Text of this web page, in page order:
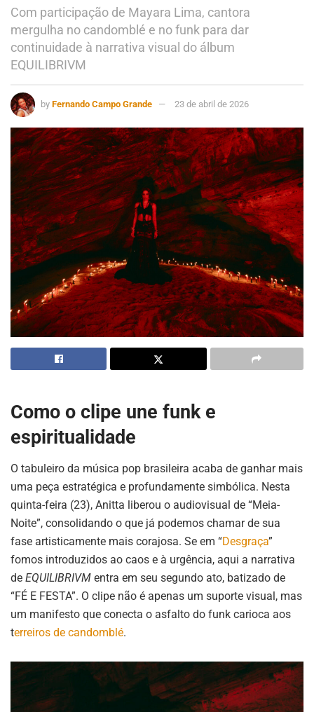
Com participação de Mayara Lima, cantora
mergulha no candomblé e no funk para dar
continuidade à narrativa visual do álbum
EQUILIBRIVM
by Fernando Campo Grande 23 de abril de 2026
Como o clipe une funk e
espiritualidade
O tabuleiro da música pop brasileira acaba de ganhar mais
uma peça estratégica e profundamente simbólica. Nesta
quinta-feira (23), Anitta liberou o audiovisual de “Meia-
Noite”, consolidando o que já podemos chamar de sua
fase artisticamente mais corajosa. Se em “Desgraça”
fomos introduzidos ao caos e à urgência, aqui a narrativa
de EQUILIBRIVM entra em seu segundo ato, batizado de
“FÉ E FESTA”. O clipe não é apenas um suporte visual, mas
um manifesto que conecta o asfalto do funk carioca aos
terreiros de candomblé.